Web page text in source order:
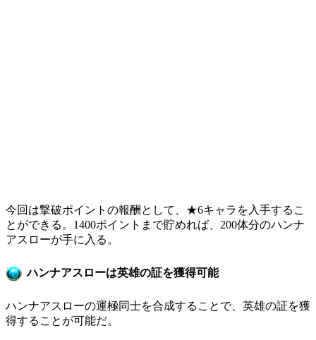
今回は撃破ポイントの報酬として、★6キャラを入手するこ
とができる。1400ポイントまで貯めれば、200体分のハンナ
アスローが手に入る。
ハンナアスローは英雄の証を獲得可能
ハンナアスローの運極同士を合成することで、英雄の証を獲
得することが可能だ。